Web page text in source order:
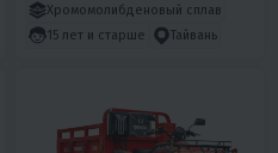
Хромомолибденовый сплав
15 лет и старше
Тайвань